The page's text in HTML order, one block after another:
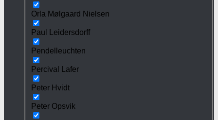
Orla Mølgaard Nielsen
Paul Leidersdorff
Pendelleuchten
Percival Lafer
Peter Hvidt
Peter Opsvik